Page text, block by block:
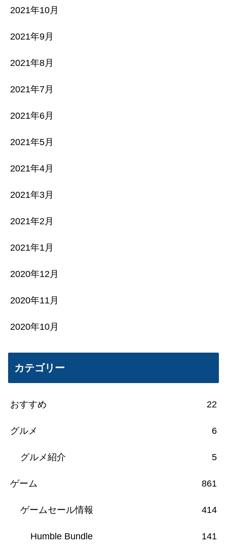
2021年10月
2021年9月
2021年8月
2021年7月
2021年6月
2021年5月
2021年4月
2021年3月
2021年2月
2021年1月
2020年12月
2020年11月
2020年10月
カテゴリー
おすすめ 22
グルメ 6
グルメ紹介 5
ゲーム 861
ゲームセール情報 414
Humble Bundle 141